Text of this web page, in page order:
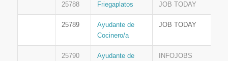
25788 Friegaplatos JOB TODAY
25789
Ayudante de
Cocinero/a
JOB TODAY
25790
Ayudante de
INFOJOBS